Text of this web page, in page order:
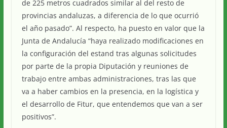
de 225 metros cuadrados similar al del resto de
provincias andaluzas, a diferencia de lo que ocurrió
el año pasado”. Al respecto, ha puesto en valor que la
Junta de Andalucía “haya realizado modificaciones en
la configuración del estand tras algunas solicitudes
por parte de la propia Diputación y reuniones de
trabajo entre ambas administraciones, tras las que
va a haber cambios en la presencia, en la logística y
el desarrollo de Fitur, que entendemos que van a ser
positivos”.